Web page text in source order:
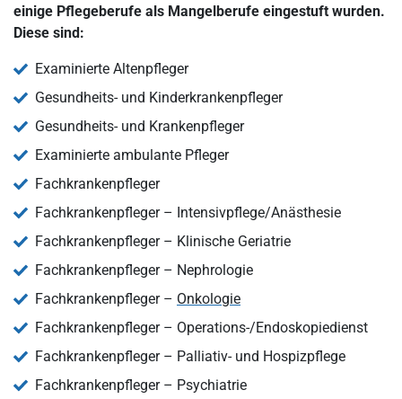
einige Pflegeberufe als Mangelberufe eingestuft wurden.
Diese sind:
Examinierte Altenpfleger
Gesundheits- und Kinderkrankenpfleger
Gesundheits- und Krankenpfleger
Examinierte ambulante Pfleger
Fachkrankenpfleger
Fachkrankenpfleger – Intensivpflege/Anästhesie
Fachkrankenpfleger – Klinische Geriatrie
Fachkrankenpfleger – Nephrologie
Fachkrankenpfleger – Onkologie
Fachkrankenpfleger – Operations-/Endoskopiedienst
Fachkrankenpfleger – Palliativ- und Hospizpflege
Fachkrankenpfleger – Psychiatrie